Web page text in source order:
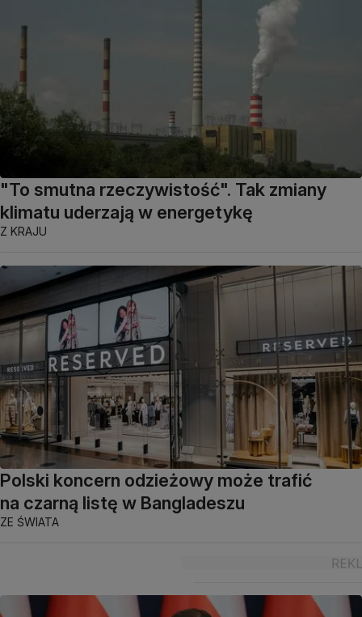
"To smutna rzeczywistość". Tak zmiany
klimatu uderzają w energetykę
Z KRAJU
Polski koncern odzieżowy może trafić
na czarną listę w Bangladeszu
ZE ŚWIATA